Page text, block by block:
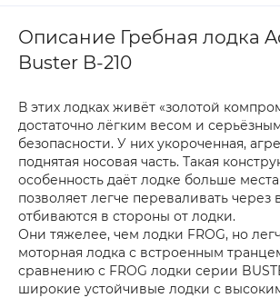
Описание Гребная лодка
Buster B-210
В этих лодках живёт «золотой
достаточно лёгким весом и
безопасности. У них укороченная,
поднятая носовая часть. Такая
особенность даёт лодке больше
позволяет легче переваливать через
отбиваются в стороны от лодки.
Они тяжелее, чем лодки FROG, но
моторная лодка с встроенным
сравнению с FROG лодки серии
широкие устойчивые лодки с